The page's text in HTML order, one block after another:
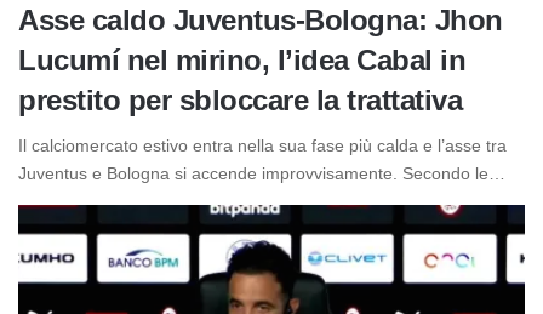
Asse caldo Juventus-Bologna: Jhon
Lucumí nel mirino, l’idea Cabal in
prestito per sbloccare la trattativa
Il calciomercato estivo entra nella sua fase più calda e l’asse tra
Juventus e Bologna si accende improvvisamente. Secondo le…